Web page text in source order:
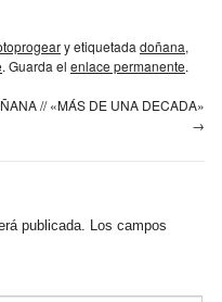
y etiquetada doñana,
. Guarda el enlace permanente.
// «MÁS DE UNA DECADA»
→
publicada. Los campos